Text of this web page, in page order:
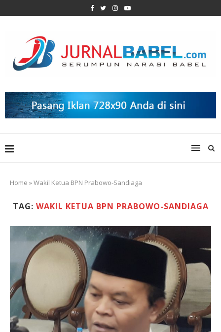
Home »Wakil Ketua BPN Prabowo-Sandiaga
TAG: WAKIL KETUA BPN PRABOWO-SANDIAGA